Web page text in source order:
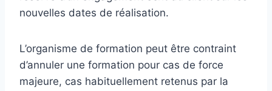
nouvelles dates de réalisation.
L’organisme de formation peut être contraint
d’annuler une formation pour cas de force
majeure, cas habituellement retenus par la